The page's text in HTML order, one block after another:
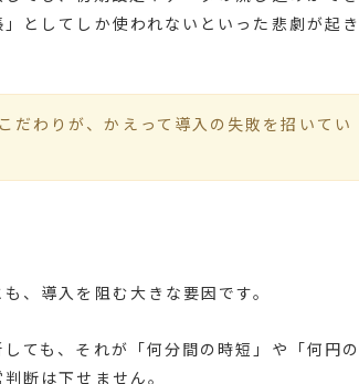
としてしか使われないといった悲劇が起
だわりが、かえって導入の失敗を招いてい
、導入を阻む大きな要因です。
ても、それが「何分間の時短」や「何円
断は下せません。